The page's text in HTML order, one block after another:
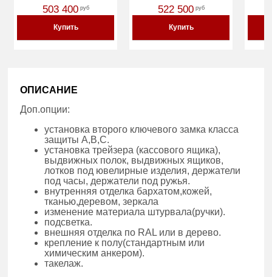
503 400 руб
Купить
522 500 руб
Купить
ОПИСАНИЕ
Доп.опции:
установка второго ключевого замка класса
защиты А,В,С.
установка трейзера (кассового ящика),
выдвижных полок, выдвижных ящиков,
лотков под ювелирные изделия, держатели
под часы, держатели под ружья.
внутренняя отделка бархатом,кожей,
тканью,деревом, зеркала
изменение материала штурвала(ручки).
подсветка.
внешняя отделка по RAL или в дерево.
крепление к полу(стандартным или
химическим анкером).
такелаж.